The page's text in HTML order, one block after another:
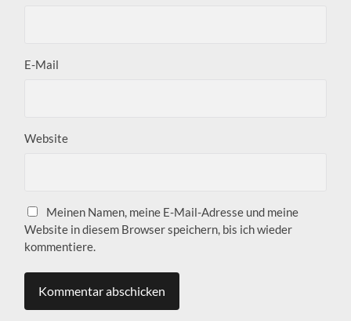
E-Mail
Website
Meinen Namen, meine E-Mail-Adresse und meine
Website in diesem Browser speichern, bis ich wieder
kommentiere.